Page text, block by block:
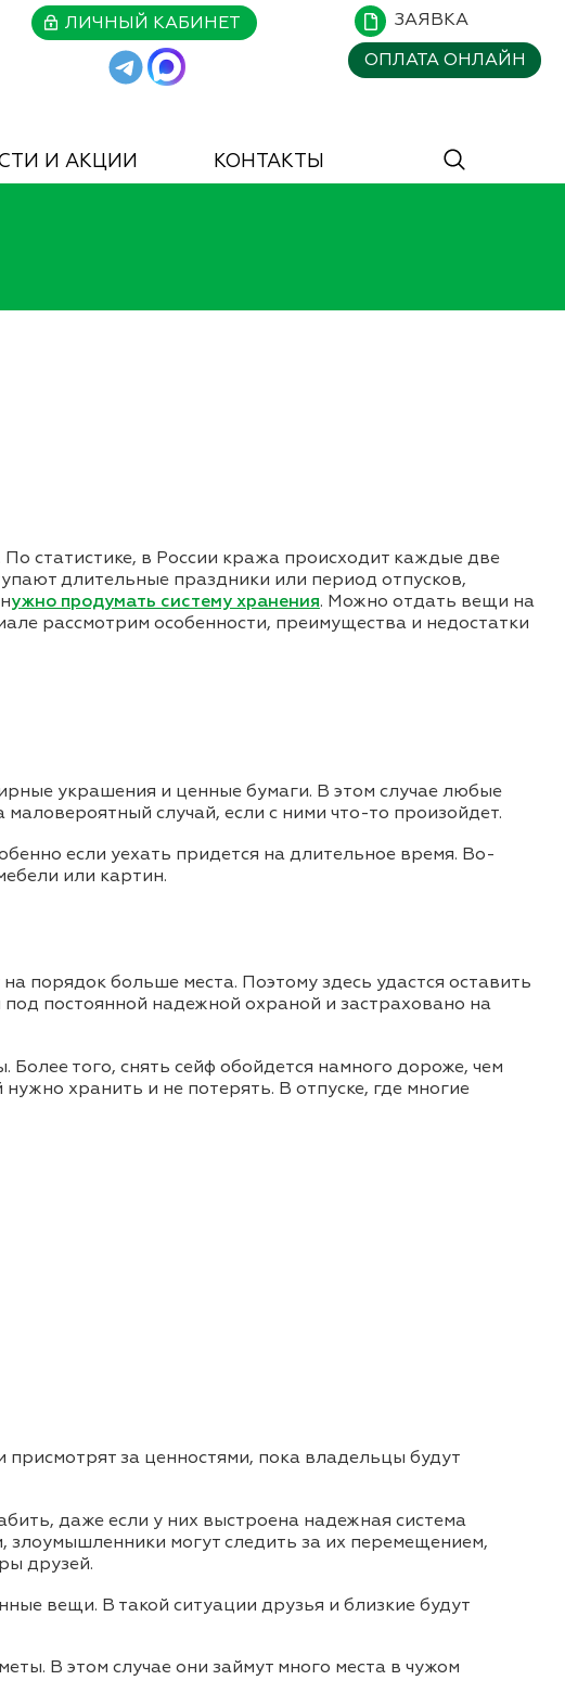
ЛИЧНЫЙ КАБИНЕТ
ЗАЯВКА
ОПЛАТА ОНЛАЙН
И АКЦИИ КОНТАКТЫ
статистике, в России кража происходит каждые две
длительные праздники или период отпусков,
ужно продумать систему хранения. Можно отдать вещи на
рассмотрим особенности, преимущества и недостатки
украшения и ценные бумаги. В этом случае любые
случай, если с ними что-то произойдет.
если уехать придется на длительное время. Во-
или картин.
порядок больше места. Поэтому здесь удастся оставить
постоянной надежной охраной и застраховано на
того, снять сейф обойдется намного дороже, чем
хранить и не потерять. В отпуске, где многие
за ценностями, пока владельцы будут
даже если у них выстроена надежная система
злоумышленники могут следить за их перемещением,
друзей.
вещи. В такой ситуации друзья и близкие будут
В этом случае они займут много места в чужом